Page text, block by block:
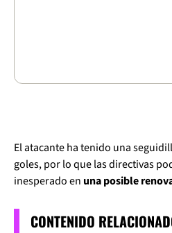
El atacante ha tenido una
goles, por lo que las directivas
inesperado en una posible
CONTENIDO